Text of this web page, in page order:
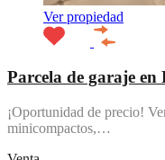
Ver propiedad
Parcela de garaje en
¡Oportunidad de precio!
minicompactos,…